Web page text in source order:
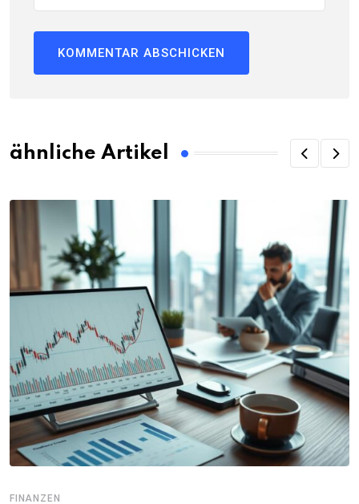
ähnliche Artikel
FINANZEN